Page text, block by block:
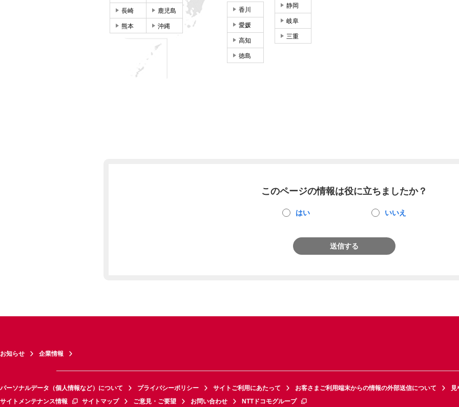
静岡
岐阜
三重
香川
愛媛
高知
徳島
長崎 鹿児島
熊本 沖縄
このページの情報は役に立ちましたか？
はい いいえ
送信する
お知らせ 企業情報
パーソナルデータ（個人情報など）について プライバシーポリシー サイトご利用にあたって お客さまご利用端末からの情報の外部送信について
見
サイトメンテナンス情報
サイトマップ ご意見・ご要望 お問い合わせ NTTドコモグループ